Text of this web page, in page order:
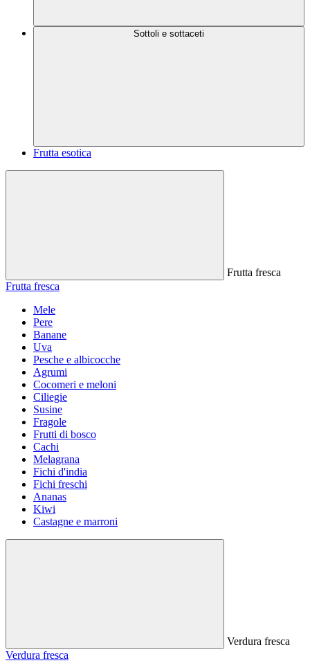
Sottoli e sottaceti
Frutta esotica
Frutta fresca
Frutta fresca
Mele
Pere
Banane
Uva
Pesche e albicocche
Agrumi
Cocomeri e meloni
Ciliegie
Susine
Fragole
Frutti di bosco
Cachi
Melagrana
Fichi d'india
Fichi freschi
Ananas
Kiwi
Castagne e marroni
Verdura fresca
Verdura fresca